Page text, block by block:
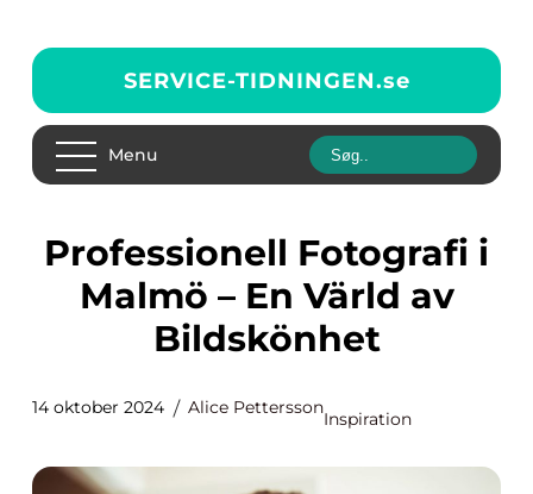
SERVICE-TIDNINGEN.se
Menu
Professionell Fotografi i
Malmö – En Värld av
Bildskönhet
14 oktober 2024 Alice Pettersson
Inspiration